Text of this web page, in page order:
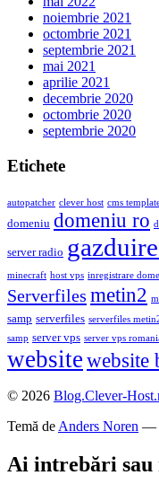
noiembrie 2021
octombrie 2021
septembrie 2021
mai 2021
aprilie 2021
decembrie 2020
octombrie 2020
septembrie 2020
Etichete
autopatcher clever host cms
domeniu domeniu ro
server radio
minecraft host vps inregistrare
Serverfiles metin2
samp serverfiles serverfiles
samp server vps server vps
website website
© 2026 Blog.Clever-
Temă de Anders Noren —
Ai intrebări sau